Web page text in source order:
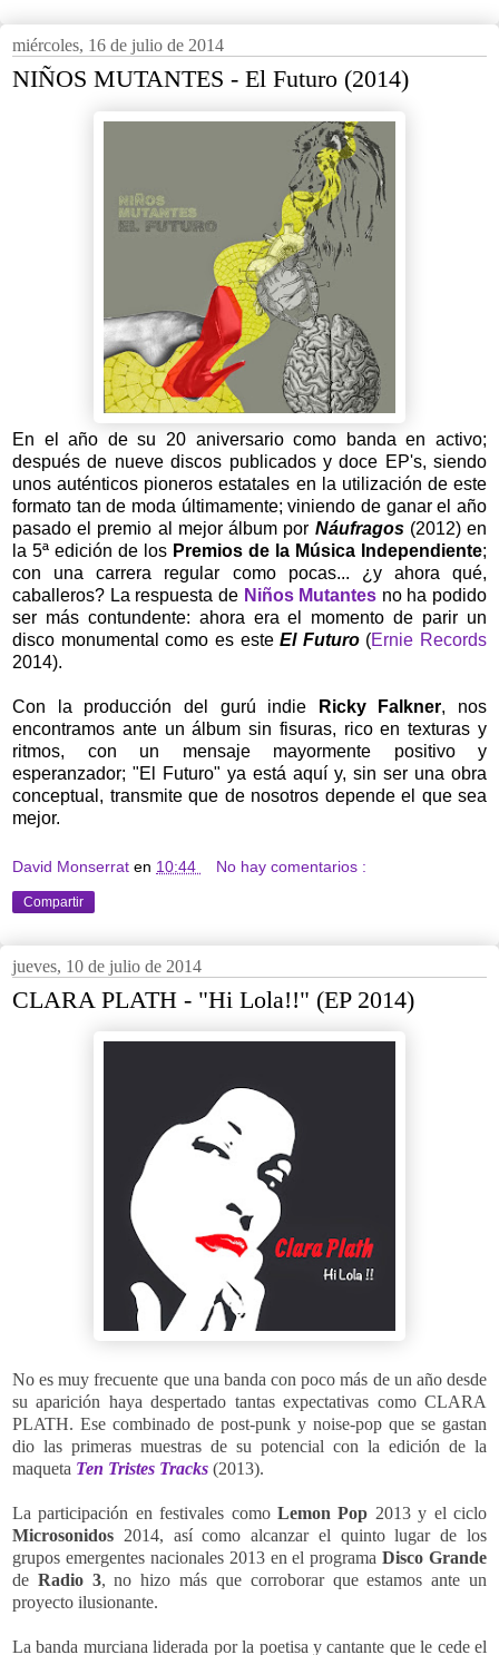
miércoles, 16 de julio de 2014
NIÑOS MUTANTES - El Futuro (2014)
En el año de su 20 aniversario como banda en activo;
después de nueve discos publicados y doce EP's, siendo
unos auténticos pioneros estatales en la utilización de este
formato tan de moda últimamente; viniendo de ganar el año
pasado el premio al mejor álbum por Náufragos(2012) en
la 5ª edición de los Premios de la Música Independiente;
con una carrera regular como pocas... ¿y ahora qué,
caballeros? La respuesta de Niños Mutantes no ha podido
ser más contundente: ahora era el momento de parir un
disco monumental como es esteEl Futuro(Ernie Records
2014).
Con la producción del gurú indie Ricky Falkner, nos
encontramos ante un álbum sin fisuras, rico en texturas y
ritmos, con un mensaje mayormente positivo y
esperanzador; "El Futuro" ya está aquí y, sin ser una obra
conceptual, transmite que de nosotros depende el que sea
mejor.
David Monserrat en 10:44 No hay comentarios :
Compartir
jueves, 10 de julio de 2014
CLARA PLATH - "Hi Lola!!" (EP 2014)
No es muy frecuente que una banda con poco más de un año desde
su aparición haya despertado tantas expectativas como CLARA
PLATH. Ese combinado de post-punk y noise-pop que se gastan
dio las primeras muestras de su potencial con la edición de la
maqueta Ten Tristes Tracks (2013).
La participación en festivales como Lemon Pop 2013 y el ciclo
Microsonidos 2014, así como alcanzar el quinto lugar de los
grupos emergentes nacionales 2013 en el programaDisco Grande
de Radio 3, no hizo más que corroborar que estamos ante un
proyecto ilusionante.
La banda murciana liderada por la poetisa y cantante que le cede el